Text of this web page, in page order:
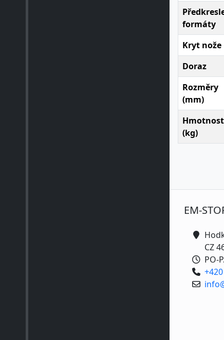
formáty
Kryt nože
Doraz
Rozměry
(mm)
Hmotnost
(kg)
EM-
CZ
PO-
+420